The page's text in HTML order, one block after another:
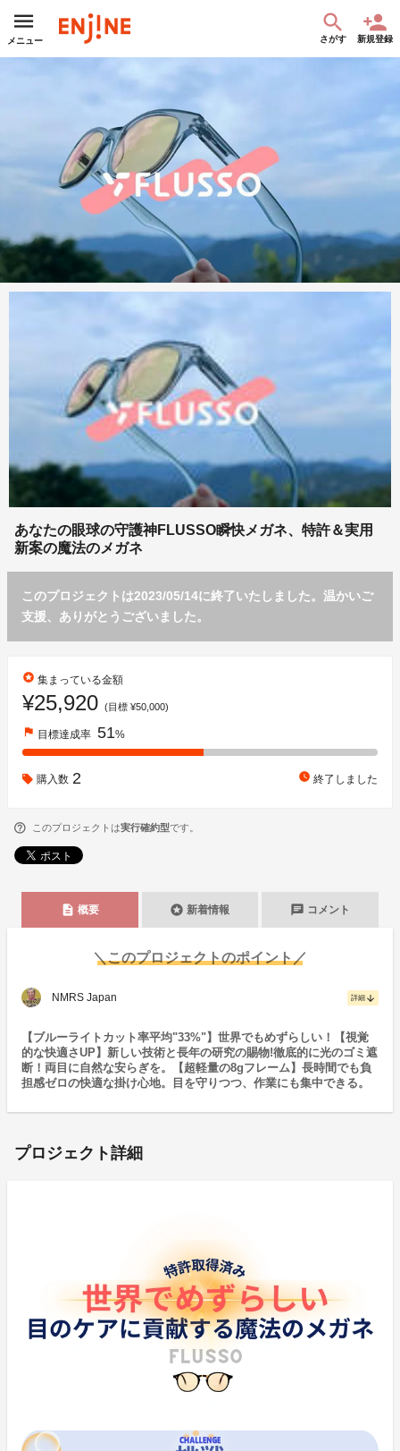
メニュー さがす 新規登録
あなたの眼球の守護神FLUSSO瞬快メガネ、特許＆実用
新案の魔法のメガネ
このプロジェクトは2023/05/14に終了いたしました。温かいご
支援、ありがとうございました。
stars 集まっている金額
¥25,920 (目標 ¥50,000)
flag 目標達成率 51%
購入数 2 watch_later 終了しました
このプロジェクトは実行確約型です。
description 概要 stars 新着情報 chat コメント
＼このプロジェクトのポイント／
NMRS Japan 詳細 arrow_downward
【ブルーライトカット率平均"33%"】世界でもめずらしい！【視覚
的な快適さUP】新しい技術と長年の研究の賜物!徹底的に光のゴミ遮
断！両目に自然な安らぎを。【超軽量の8gフレーム】長時間でも負
担感ゼロの快適な掛け心地。目を守りつつ、作業にも集中できる。
プロジェクト詳細